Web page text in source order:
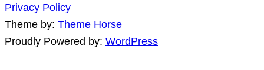
Privacy Policy
Theme by: Theme Horse
Proudly Powered by: WordPress